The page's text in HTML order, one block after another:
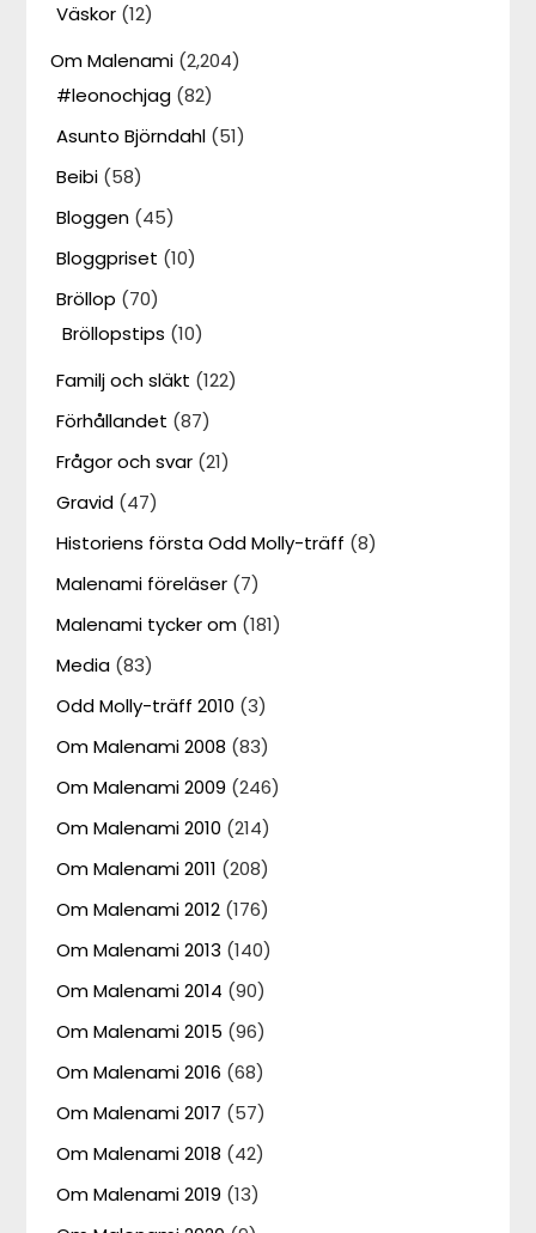
Väskor (12)
Om Malenami (2,204)
#leonochjag (82)
Asunto Björndahl (51)
Beibi (58)
Bloggen (45)
Bloggpriset (10)
Bröllop (70)
Bröllopstips (10)
Familj och släkt (122)
Förhållandet (87)
Frågor och svar (21)
Gravid (47)
Historiens första Odd Molly-träff (8)
Malenami föreläser (7)
Malenami tycker om (181)
Media (83)
Odd Molly-träff 2010 (3)
Om Malenami 2008 (83)
Om Malenami 2009 (246)
Om Malenami 2010 (214)
Om Malenami 2011 (208)
Om Malenami 2012 (176)
Om Malenami 2013 (140)
Om Malenami 2014 (90)
Om Malenami 2015 (96)
Om Malenami 2016 (68)
Om Malenami 2017 (57)
Om Malenami 2018 (42)
Om Malenami 2019 (13)